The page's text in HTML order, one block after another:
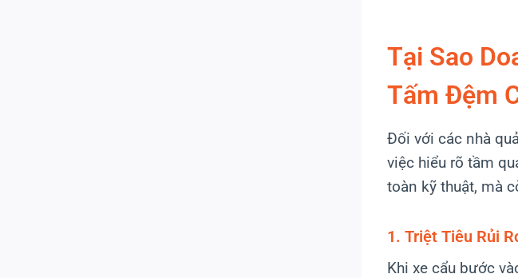
Tại Sao
Tấm Đệm
Đối với các nhà
việc hiểu rõ tầm
toàn kỹ thuật, mà
1. Triệt Tiêu Rủi
Khi xe cẩu bước